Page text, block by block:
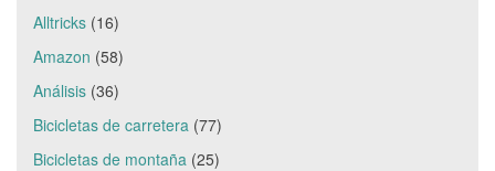
Alltricks (16)
Amazon (58)
Análisis (36)
Bicicletas de carretera (77)
Bicicletas de montaña (25)